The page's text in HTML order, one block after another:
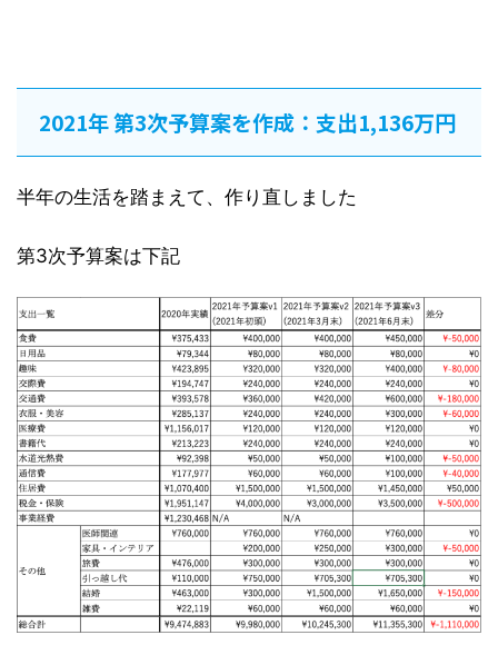
2021年 第3次予算案を作成：支出1,136万円
半年の生活を踏まえて、作り直しました
第3次予算案は下記